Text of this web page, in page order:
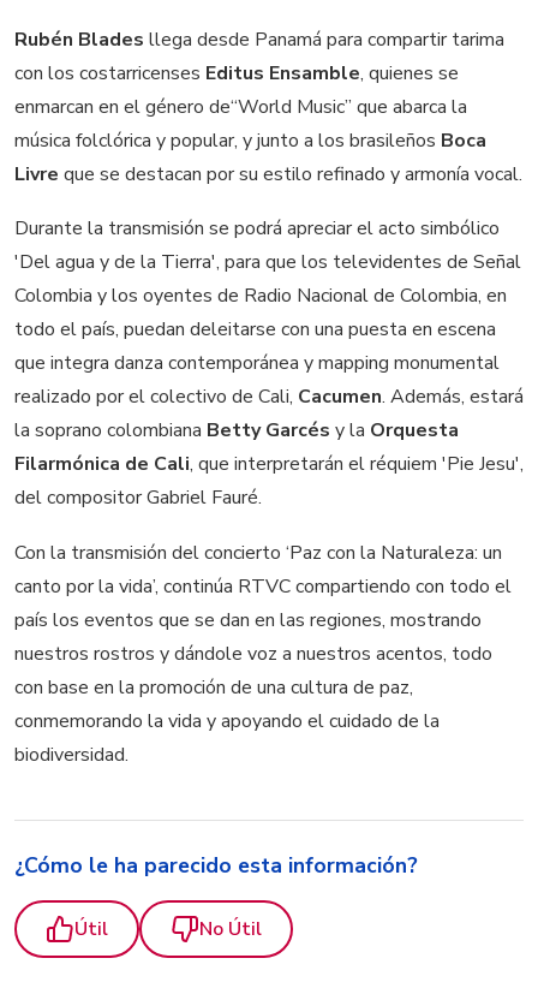
Rubén Blades llega desde Panamá para compartir tarima
con los costarricenses Editus Ensamble, quienes se
enmarcan en el género de“World Music” que abarca la
música folclórica y popular, y junto a los brasileños Boca
Livre que se destacan por su estilo refinado y armonía vocal.
Durante la transmisión se podrá apreciar el acto simbólico
'Del agua y de la Tierra', para que los televidentes de Señal
Colombia y los oyentes de Radio Nacional de Colombia, en
todo el país, puedan deleitarse con una puesta en escena
que integra danza contemporánea y mapping monumental
realizado por el colectivo de Cali, Cacumen. Además, estará
la soprano colombiana Betty Garcés y la Orquesta
Filarmónica de Cali, que interpretarán el réquiem 'Pie Jesu',
del compositor Gabriel Fauré.
Con la transmisión del concierto ‘Paz con la Naturaleza: un
canto por la vida’, continúa RTVC compartiendo con todo el
país los eventos que se dan en las regiones, mostrando
nuestros rostros y dándole voz a nuestros acentos, todo
con base en la promoción de una cultura de paz,
conmemorando la vida y apoyando el cuidado de la
biodiversidad.
¿Cómo le ha parecido esta información?
Útil No Útil